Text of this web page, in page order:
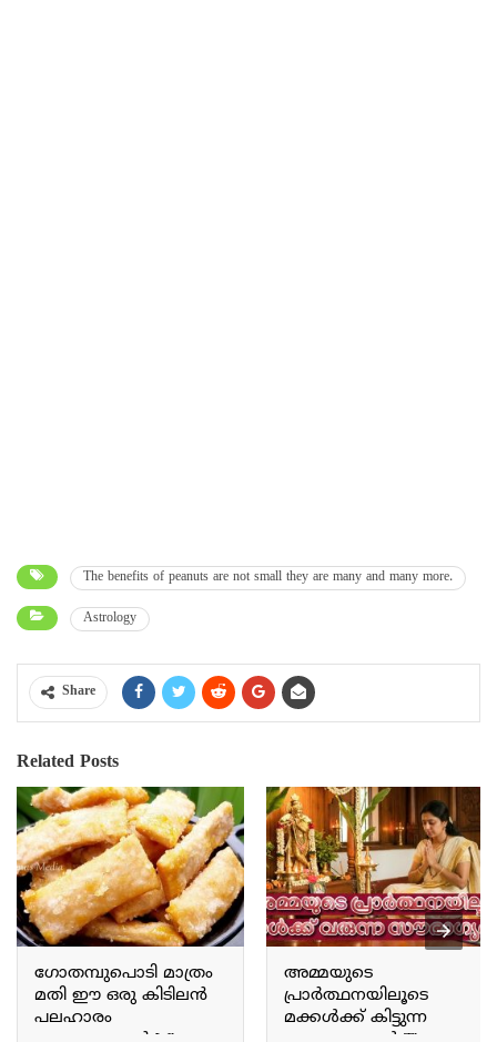
The benefits of peanuts are not small they are many and many more.
Astrology
Share
Related Posts
ഗോതമ്പുപൊടി മാത്രം
മതി ഈ ഒരു കിടിലൻ
പലഹാരം
അമ്മയുടെ
പ്രാർത്ഥനയിലൂടെ
മക്കൾക്ക് കിട്ടുന്ന